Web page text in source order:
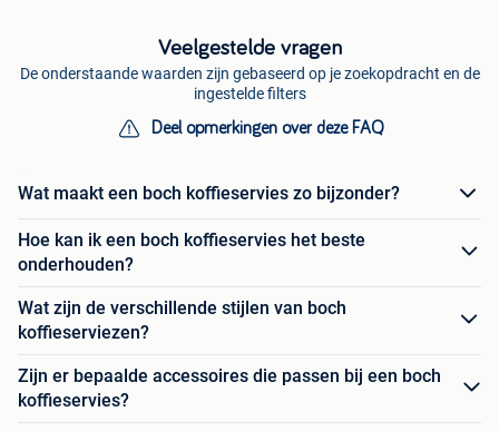
Veelgestelde vragen
De onderstaande waarden zijn gebaseerd op je zoekopdracht en de
ingestelde filters
Deel opmerkingen over deze FAQ
Wat maakt een boch koffieservies zo bijzonder?
Hoe kan ik een boch koffieservies het beste
onderhouden?
Wat zijn de verschillende stijlen van boch
koffieserviezen?
Zijn er bepaalde accessoires die passen bij een boch
koffieservies?